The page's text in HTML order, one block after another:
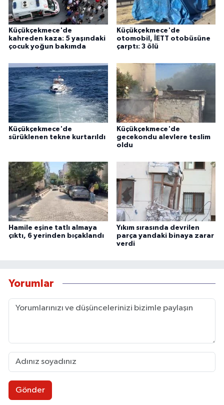
Küçükçekmece'de
kahreden kaza: 5 yaşındaki
çocuk yoğun bakımda
Küçükçekmece'de
otomobil, İETT otobüsüne
çarptı: 3 ölü
Küçükçekmece'de
sürüklenen tekne kurtarıldı
Küçükçekmece'de
gecekondu alevlere teslim
oldu
Hamile eşine tatlı almaya
çıktı, 6 yerinden bıçaklandı
Yıkım sırasında devrilen
parça yandaki binaya zarar
verdi
Yorumlar
Gönder